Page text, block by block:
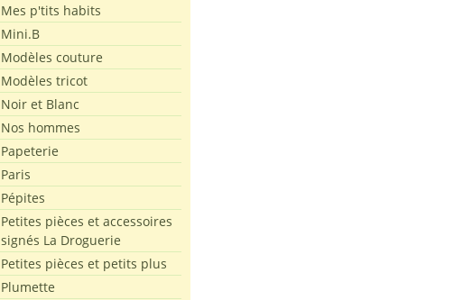
Mes p'tits habits
Mini.B
Modèles couture
Modèles tricot
Noir et Blanc
Nos hommes
Papeterie
Paris
Pépites
Petites pièces et accessoires
signés La Droguerie
Petites pièces et petits plus
Plumette